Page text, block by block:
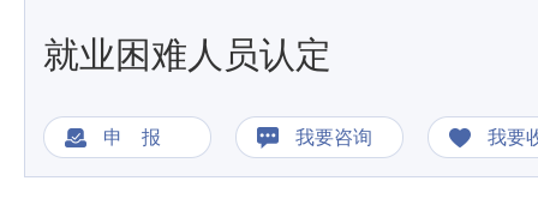
就业困难人员认定
申 报 我要咨询 我要